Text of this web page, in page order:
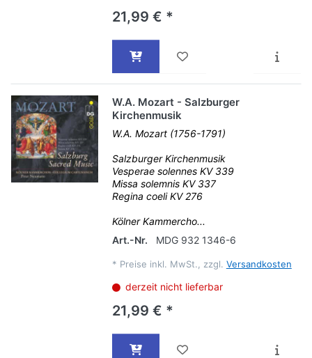
21,99 € *
W.A. Mozart - Salzburger
Kirchenmusik
W.A. Mozart (1756-1791)
Salzburger Kirchenmusik
Vesperae solennes KV 339
Missa solemnis KV 337
Regina coeli KV 276
Kölner Kammercho...
Art.-Nr.
MDG 932 1346-6
* Preise inkl. MwSt., zzgl. Versandkosten
derzeit nicht lieferbar
21,99 € *